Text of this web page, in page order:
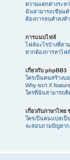
ความแตกต่างระห
ฉันสามารถเขียนค
ต้องการลบคำลงท้
การแนบไฟล์
ไฟล์อะไรบ้างที่สา
หากต้องการหาไฟ
เกี่ยวกับ phpBB3
ใครเป็นคนสร้างบ
Why isn’t X
ใครที่ฉันสามารถ
เกี่ยวกับภาษาไทย
ใครเป็นคนแปลเป็
จะสอบถามปัญหาก